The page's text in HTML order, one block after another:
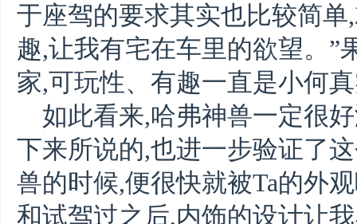
于座驾的要求其实也比较简
趣,让我有宅在车里的欲望。”
家,可玩性、有趣一直是小何
如此看来,哈弗神兽一定很
下来所说的,也进一步验证了
兽的时候,便很快就被Ta的外
和试驾过之后,内饰的设计让